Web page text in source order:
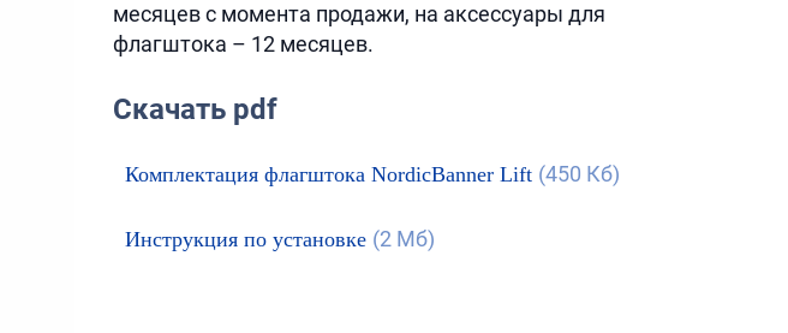
месяцев с момента продажи, на аксессуары для
флагштока – 12 месяцев.
Скачать pdf
Комплектация флагштока NordicBanner Lift (450 Кб)
Инструкция по установке (2 Мб)